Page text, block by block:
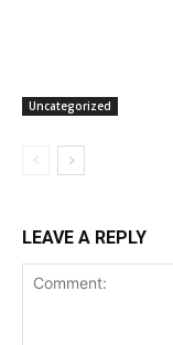
Uncategorized
LEAVE A REPLY